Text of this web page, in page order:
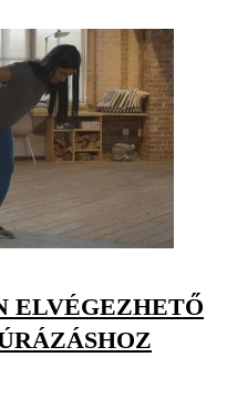
ELVÉGEZHETŐ